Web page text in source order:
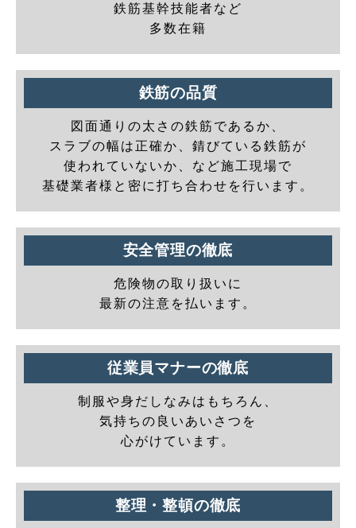
鉄筋基幹技能者など
多数在籍
鉄筋の品質
図面通りの太さの鉄筋であるか、
スラブの幅は正確か、錆びている鉄筋が
使われていないか、など施工現場で
基礎業者様と密に打ち合わせを行います。
安全管理の徹底
危険物の取り扱いに
最新の注意を払います。
従業員マナーの徹底
制服や身だしなみはもちろん、
気持ちの良いあいさつを
心がけています。
整理・整頓の徹底